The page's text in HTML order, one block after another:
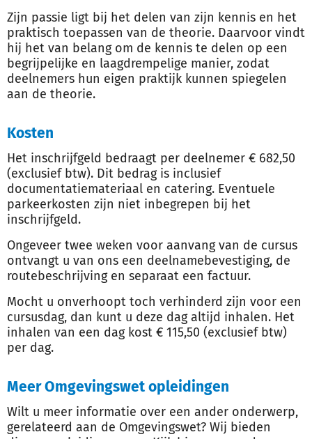
Zijn passie ligt bij het delen van zijn kennis en het
praktisch toepassen van de theorie. Daarvoor vindt
hij het van belang om de kennis te delen op een
begrijpelijke en laagdrempelige manier, zodat
deelnemers hun eigen praktijk kunnen spiegelen
aan de theorie.
Kosten
Het inschrijfgeld bedraagt per deelnemer € 682,50
(exclusief btw). Dit bedrag is inclusief
documentatiemateriaal en catering. Eventuele
parkeerkosten zijn niet inbegrepen bij het
inschrijfgeld.
Ongeveer twee weken voor aanvang van de cursus
ontvangt u van ons een deelnamebevestiging, de
routebeschrijving en separaat een factuur.
Mocht u onverhoopt toch verhinderd zijn voor een
cursusdag, dan kunt u deze dag altijd inhalen. Het
inhalen van een dag kost € 115,50 (exclusief btw)
per dag.
Meer Omgevingswet opleidingen
Wilt u meer informatie over een ander onderwerp,
gerelateerd aan de Omgevingswet? Wij bieden